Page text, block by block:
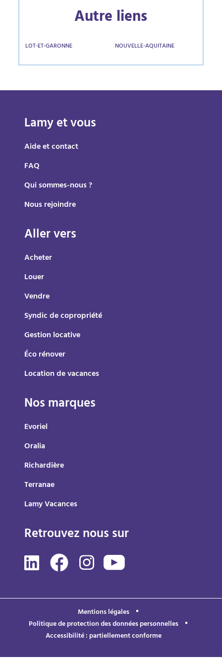
Autre liens
LOT-ET-GARONNE NOUVELLE-AQUITAINE
Lamy et vous
Aide et contact
FAQ
Qui sommes-nous ?
Nous rejoindre
Aller vers
Acheter
Louer
Vendre
Syndic de copropriété
Gestion locative
Éco rénover
Location de vacances
Nos marques
Evoriel
Oralia
Richardière
Terranae
Lamy Vacances
Retrouvez nous sur
Mentions légales
Politique de protection des données personnelles
Accessibilité : partiellement conforme